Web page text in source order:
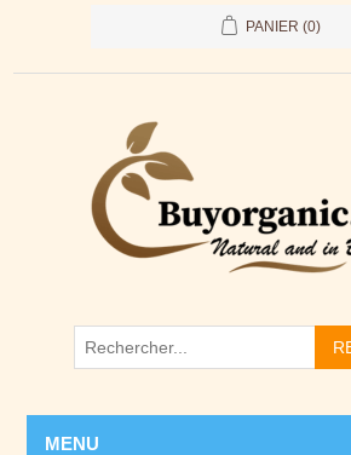
PANIER (0)
MENU